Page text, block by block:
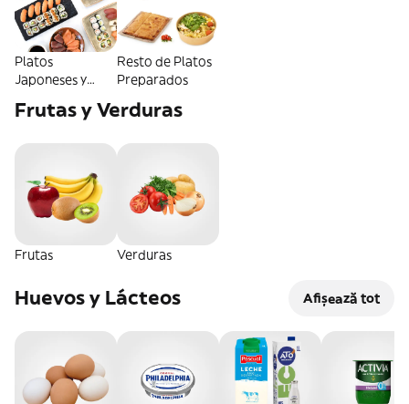
Platos
Japoneses y
Resto de Platos
Preparados
Frutas y Verduras
Frutas Verduras
Huevos y Lácteos Afișează tot